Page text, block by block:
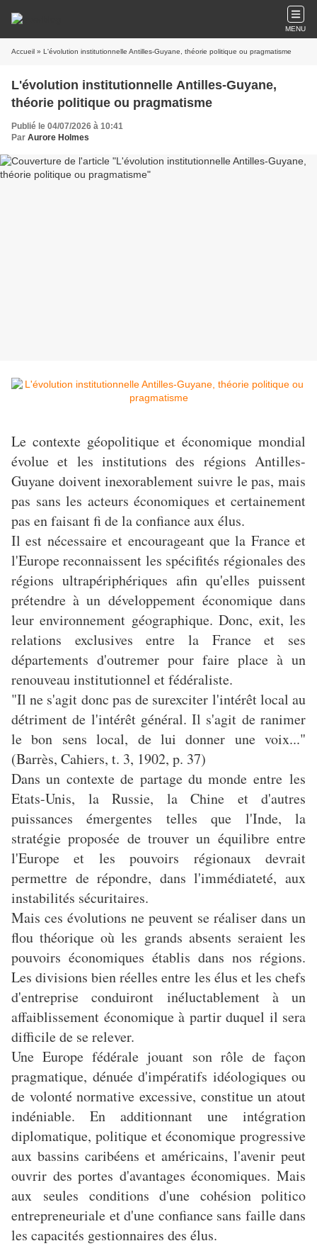
MENU
Accueil » L'évolution institutionnelle Antilles-Guyane, théorie politique ou pragmatisme
L'évolution institutionnelle Antilles-Guyane,
théorie politique ou pragmatisme
Publié le 04/07/2026 à 10:41
Par Aurore Holmes
Le contexte géopolitique et économique mondial
évolue et les institutions des régions Antilles-
Guyane doivent inexorablement suivre le pas, mais
pas sans les acteurs économiques et certainement
pas en faisant fi de la confiance aux élus.
Il est nécessaire et encourageant que la France et
l'Europe reconnaissent les spécifités régionales des
régions ultrapériphériques afin qu'elles puissent
prétendre à un développement économique dans
leur environnement géographique. Donc, exit, les
relations exclusives entre la France et ses
départements d'outremer pour faire place à un
renouveau institutionnel et fédéraliste.
"Il ne s'agit donc pas de surexciter l'intérêt local au
détriment de l'intérêt général. Il s'agit de ranimer
le bon sens local, de lui donner une voix..."
(Barrès, Cahiers, t. 3, 1902, p. 37)
Dans un contexte de partage du monde entre les
Etats-Unis, la Russie, la Chine et d'autres
puissances émergentes telles que l'Inde, la
stratégie proposée de trouver un équilibre entre
l'Europe et les pouvoirs régionaux devrait
permettre de répondre, dans l'immédiateté, aux
instabilités sécuritaires.
Mais ces évolutions ne peuvent se réaliser dans un
flou théorique où les grands absents seraient les
pouvoirs économiques établis dans nos régions.
Les divisions bien réelles entre les élus et les chefs
d'entreprise conduiront inéluctablement à un
affaiblissement économique à partir duquel il sera
difficile de se relever.
Une Europe fédérale jouant son rôle de façon
pragmatique, dénuée d'impératifs idéologiques ou
de volonté normative excessive, constitue un atout
indéniable. En additionnant une intégration
diplomatique, politique et économique progressive
aux bassins caribéens et américains, l'avenir peut
ouvrir des portes d'avantages économiques. Mais
aux seules conditions d'une cohésion politico
entrepreneuriale et d'une confiance sans faille dans
les capacités gestionnaires des élus.